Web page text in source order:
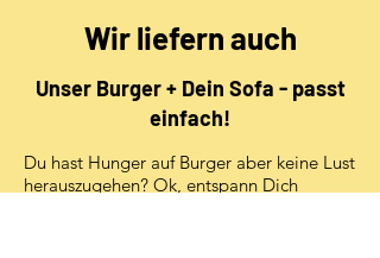
Wir liefern auch
Unser Burger + Dein Sofa - passt
einfach!
Du hast Hunger auf Burger aber keine Lust
herauszugehen? Ok, entspann Dich